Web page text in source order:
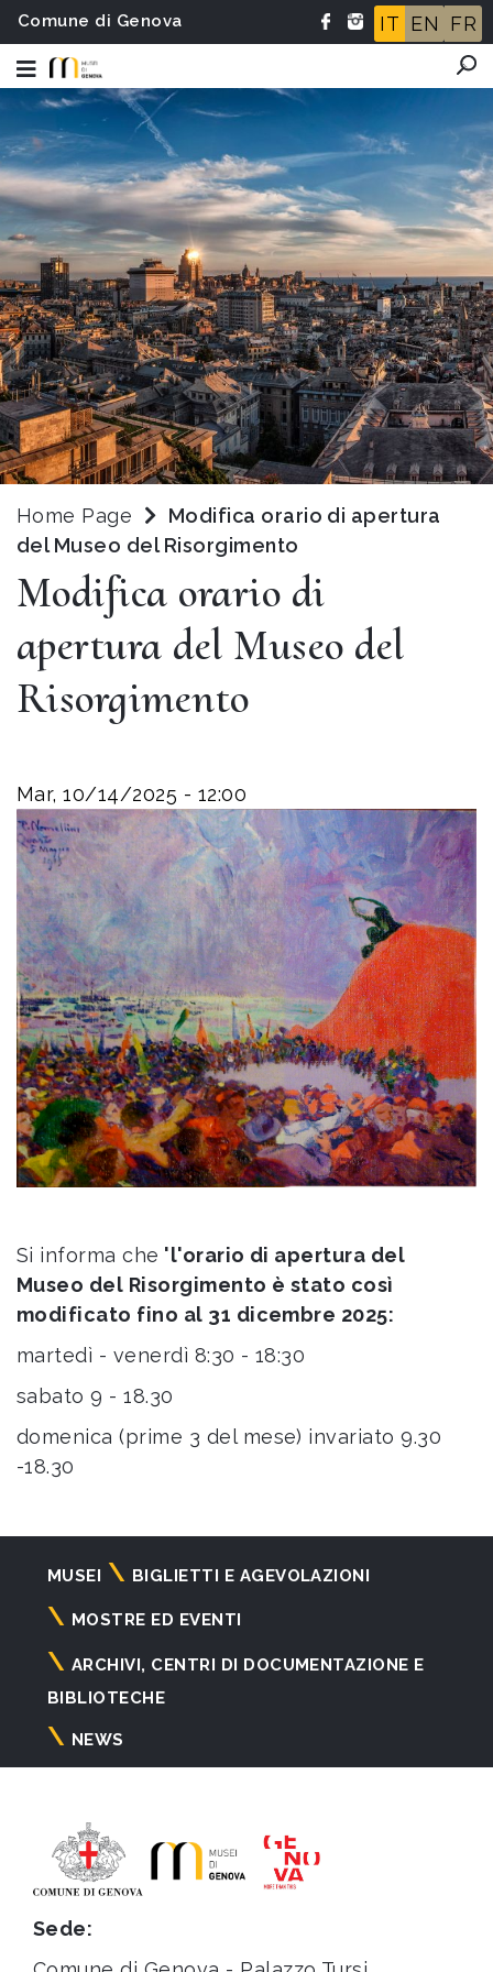
Comune di Genova IT EN FR
Home Page
Modifica orario di apertura
del Museo del Risorgimento
Modifica orario di
apertura del Museo del
Risorgimento
Mar, 10/14/2025 - 12:00
Si informa che 'l'orario di apertura del
Museo del Risorgimento è stato così
modificato fino al 31 dicembre 2025:
martedì - venerdì 8:30 - 18:30
sabato 9 - 18.30
domenica (prime 3 del mese) invariato 9.30
-18.30
Navigazione
principale
MUSEI BIGLIETTI E AGEVOLAZIONI
MOSTRE ED EVENTI
ARCHIVI, CENTRI DI DOCUMENTAZIONE E
BIBLIOTECHE
NEWS
Sede: